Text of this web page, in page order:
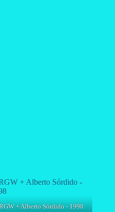
+ Alberto Sórdido - 1998